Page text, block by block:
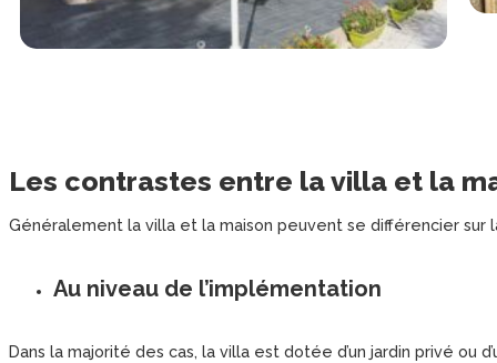
Les contrastes entre la villa et la
Généralement la villa et la maison peuvent se différencier sur
Au niveau de l’implémentation
Dans la majorité des cas, la villa est dotée d’un jardin privé ou